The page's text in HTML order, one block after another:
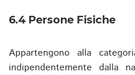
6.4 Persone Fisiche
Appartengono alla
indipendentemente dalla